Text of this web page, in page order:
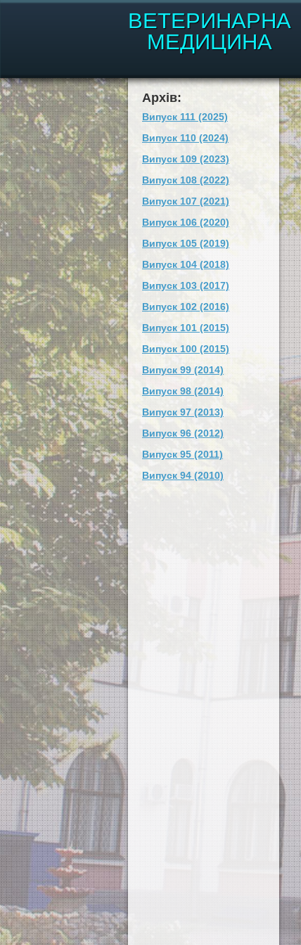
ВЕТЕРИНАРНА
МЕДИЦИНА
Архів:
Випуск 111 (2025)
Випуск 110 (2024)
Випуск 109 (2023)
Випуск 108 (2022)
Випуск 107 (2021)
Випуск 106 (2020)
Випуск 105 (2019)
Випуск 104 (2018)
Випуск 103 (2017)
Випуск 102 (2016)
Випуск 101 (2015)
Випуск 100 (2015)
Випуск 99 (2014)
Випуск 98 (2014)
Випуск 97 (2013)
Випуск 96 (2012)
Випуск 95 (2011)
Випуск 94 (2010)